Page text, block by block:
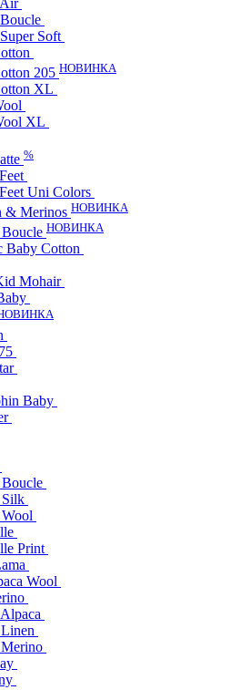
Air
Soft
205 НОВИНКА
XL
XL
%
Uni Colors
& Merinos НОВИНКА
НОВИНКА
Baby Cotton
Mohair
Baby
Print
Wool